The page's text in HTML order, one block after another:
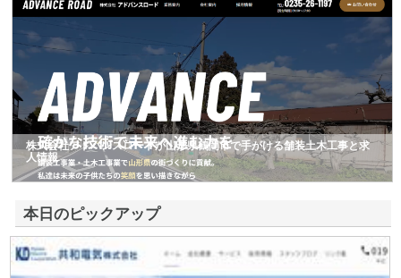
株式会社アドバンスロードが山形県鶴岡市で手がける舗装土木工事と求
人情報
本日のピックアップ